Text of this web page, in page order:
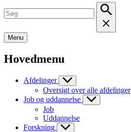
Menu
Hovedmenu
Afdelinger
Oversigt over alle afdelinger
Job og uddannelse
Job
Uddannelse
Forskning